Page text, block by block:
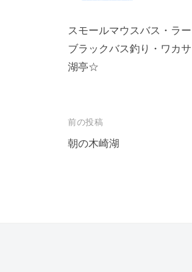
スモールマウスバス・ラ
ブラックバス釣り・ワカ
湖亭☆
投
稿
前の投稿
朝の木崎湖